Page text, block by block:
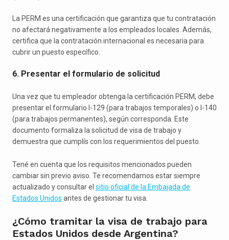
La PERM es una certificación que garantiza que tu contratación
no afectará negativamente a los empleados locales. Además,
certifica que la contratación internacional es necesaria para
cubrir un puesto específico.
6. Presentar el formulario de solicitud
Una vez que tu empleador obtenga la certificación PERM, debe
presentar el formulario I-129 (para trabajos temporales) o I-140
(para trabajos permanentes), según corresponda. Este
documento formaliza la solicitud de visa de trabajo y
demuestra que cumplís con los requerimientos del puesto.
Tené en cuenta que los requisitos mencionados pueden
cambiar sin previo aviso. Te recomendamos estar siempre
actualizado y consultar el sitio oficial de la Embajada de
Estados Unidos antes de gestionar tu visa.
¿Cómo tramitar la visa de trabajo para
Estados Unidos desde Argentina?